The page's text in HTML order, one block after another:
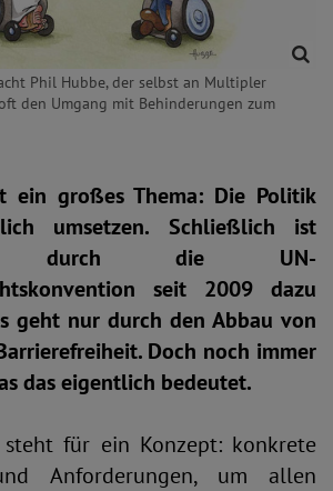
Phil Hubbe, der selbst an Multipler
den Umgang mit Behinderungen zum
ein großes Thema: Die Politik
umsetzen. Schließlich ist
durch die UN-
seit 2009 dazu
geht nur durch den Abbau von
Doch noch immer
das eigentlich bedeutet.
für ein Konzept: konkrete
Anforderungen, um allen